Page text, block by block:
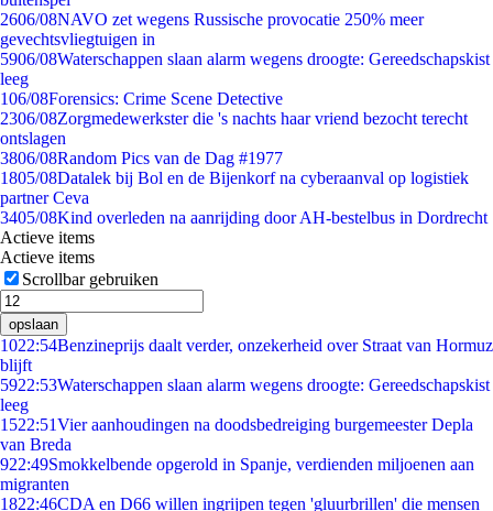
2606/08NAVO zet wegens Russische provocatie 250% meer
gevechtsvliegtuigen in
5906/08Waterschappen slaan alarm wegens droogte: Gereedschapskist
leeg
106/08Forensics: Crime Scene Detective
2306/08Zorgmedewerkster die 's nachts haar vriend bezocht terecht
ontslagen
3806/08Random Pics van de Dag #1977
1805/08Datalek bij Bol en de Bijenkorf na cyberaanval op logistiek
partner Ceva
3405/08Kind overleden na aanrijding door AH-bestelbus in Dordrecht
Actieve items
Actieve items
Scrollbar gebruiken
opslaan
1022:54Benzineprijs daalt verder, onzekerheid over Straat van Hormuz
blijft
5922:53Waterschappen slaan alarm wegens droogte: Gereedschapskist
leeg
1522:51Vier aanhoudingen na doodsbedreiging burgemeester Depla
van Breda
922:49Smokkelbende opgerold in Spanje, verdienden miljoenen aan
migranten
1822:46CDA en D66 willen ingrijpen tegen 'gluurbrillen' die mensen